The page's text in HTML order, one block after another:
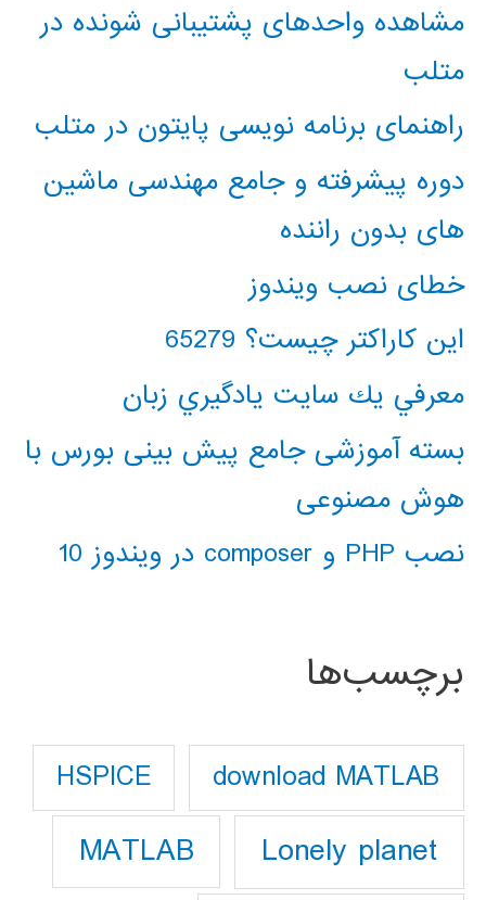
مشاهده واحدهای پشتیبانی شونده در
متلب
راهنمای برنامه نویسی پایتون در متلب
دوره پیشرفته و جامع مهندسی ماشین
های بدون راننده
خطای نصب ویندوز
این کاراکتر چیست؟ 65279
معرفي يك سايت يادگيري زبان
بسته آموزشی جامع پیش بینی بورس با
هوش مصنوعی
نصب PHP و composer در ویندوز 10
برچسب‌ها
download MATLAB
HSPICE
Lonely planet
MATLAB